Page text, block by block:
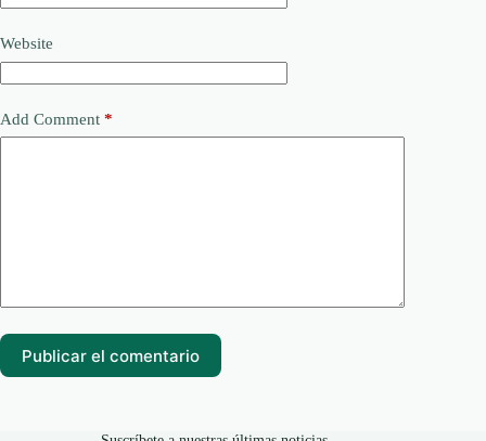
Website
Add Comment *
Publicar el comentario